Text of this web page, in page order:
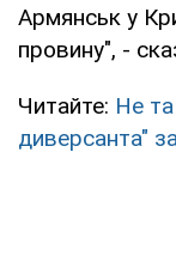
Армянськ у
провину", -
Читайте: Не
диверсанта"